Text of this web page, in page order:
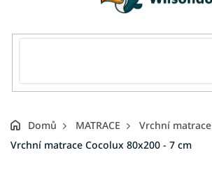
Domů MATRACE Vrchní matrace
Vrchní matrace Cocolux 80x200 - 7 cm